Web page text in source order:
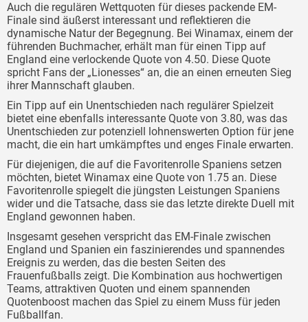
Auch die regulären Wettquoten für dieses packende EM-
Finale sind äußerst interessant und reflektieren die
dynamische Natur der Begegnung. Bei Winamax, einem der
führenden Buchmacher, erhält man für einen Tipp auf
England eine verlockende Quote von 4.50. Diese Quote
spricht Fans der „Lionesses“ an, die an einen erneuten Sieg
ihrer Mannschaft glauben.
Ein Tipp auf ein Unentschieden nach regulärer Spielzeit
bietet eine ebenfalls interessante Quote von 3.80, was das
Unentschieden zur potenziell lohnenswerten Option für jene
macht, die ein hart umkämpftes und enges Finale erwarten.
Für diejenigen, die auf die Favoritenrolle Spaniens setzen
möchten, bietet Winamax eine Quote von 1.75 an. Diese
Favoritenrolle spiegelt die jüngsten Leistungen Spaniens
wider und die Tatsache, dass sie das letzte direkte Duell mit
England gewonnen haben.
Insgesamt gesehen verspricht das EM-Finale zwischen
England und Spanien ein faszinierendes und spannendes
Ereignis zu werden, das die besten Seiten des
Frauenfußballs zeigt. Die Kombination aus hochwertigen
Teams, attraktiven Quoten und einem spannenden
Quotenboost machen das Spiel zu einem Muss für jeden
Fußballfan.